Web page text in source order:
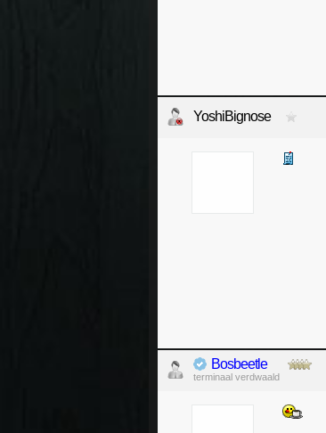
YoshiBignose
Bosbeetle
terminaal verdwaald